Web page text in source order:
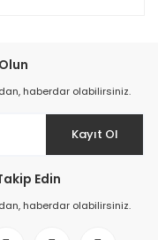
haberdar olabilirsiniz.
Kayıt Ol
Edin
haberdar olabilirsiniz.